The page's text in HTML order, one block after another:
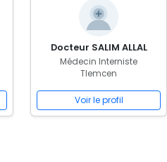
Docteur SALIM ALLAL
Médecin Interniste
Tlemcen
Voir le profil